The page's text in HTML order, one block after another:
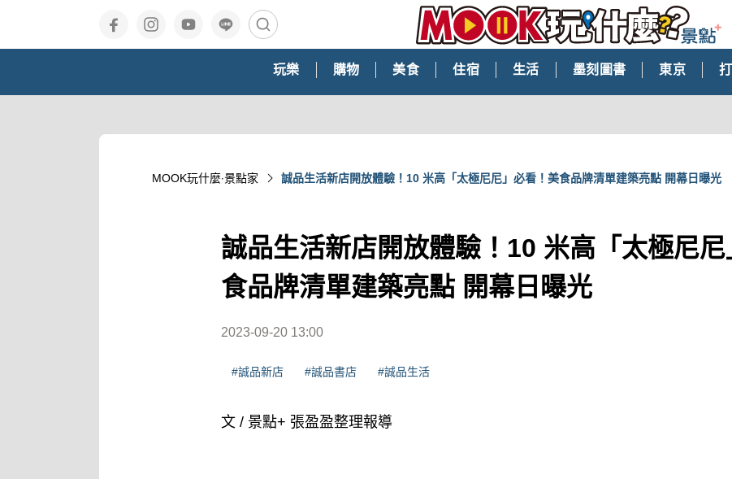
玩樂 購物 美食 住宿 生活 墨刻圖書 東京
MOOK玩什麼‧景點家 誠品生活新店開放體驗！10 米高「太極尼尼」必看！美食品牌清單建築亮點 開幕日曝光
誠品生活新店開放體驗！10 米高「太極尼
食品牌清單建築亮點 開幕日曝光
2023-09-20 13:00
#誠品新店 #誠品書店 #誠品生活
文 / 景點+ 張盈盈整理報導